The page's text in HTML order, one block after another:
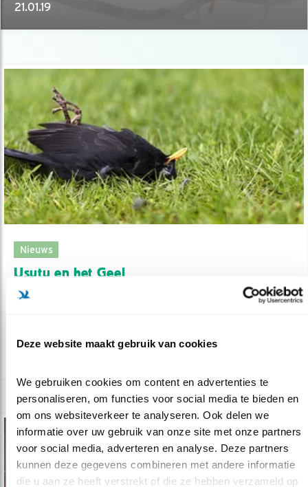
Deze website maakt gebruik van cookies
We gebruiken cookies om content en advertenties te
personaliseren, om functies voor social media te bieden en
om ons websiteverkeer te analyseren. Ook delen we
informatie over uw gebruik van onze site met onze partners
voor social media, adverteren en analyse. Deze partners
kunnen deze gegevens combineren met andere informatie
die u aan ze heeft verstrekt of die ze hebben verzameld op
21.01.19
Nieuws
Usutu en het Geel
29.08.18
Wat te doen als u een zieke vogel in de tuin